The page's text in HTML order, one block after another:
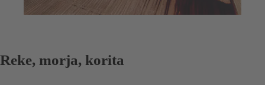
Reke, morja, korita